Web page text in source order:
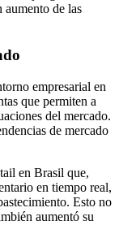
aumento de las
empresarial en
que permiten a
del mercado.
de mercado
en Brasil que,
en tiempo real,
Esto no
aumentó su